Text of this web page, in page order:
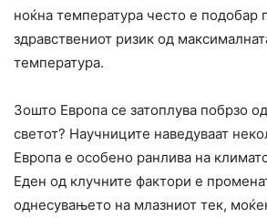
ноќна температура често е подобар
здравствениот ризик од
температура.
Зошто Европа се затоплува побрзо
светот? Научниците наведуваат
Европа е особено ранлива на
Еден од клучните фактори е
однесувањето на млазниот тек,